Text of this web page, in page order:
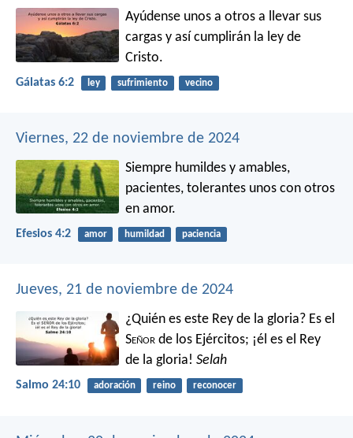
Ayúdense unos a otros a llevar sus
cargas y así cumplirán la ley de
Cristo.
Gálatas 6:2 ley sufrimiento vecino
Viernes, 22 de noviembre de 2024
Siempre humildes y amables,
pacientes, tolerantes unos con otros
en amor.
Efesios 4:2 amor humildad paciencia
Jueves, 21 de noviembre de 2024
¿Quién es este Rey de la gloria? Es el
Señor de los Ejércitos; ¡él es el Rey
de la gloria!Selah
Salmo 24:10 adoración reino reconocer